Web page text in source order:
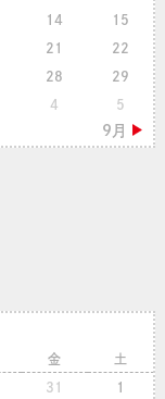
14 15
21 22
28 29
4 5
金 土
31 1